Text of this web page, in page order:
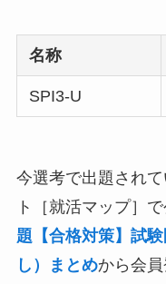
名称
SPI3-U
今選考で出題され
ト［就活マップ］
題【合格対策】試
し）まとめから会